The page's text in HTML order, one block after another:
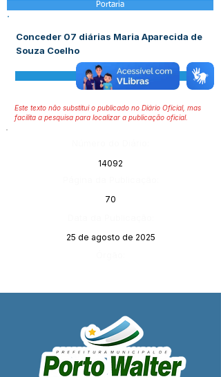
Portaria
Conceder 07 diárias Maria Aparecida de
Souza Coelho
Visualizar
Este texto não substitui o publicado no Diário Oficial, mas
facilita a pesquisa para localizar a publicação oficial.
14092
70
25 de agosto de 2025